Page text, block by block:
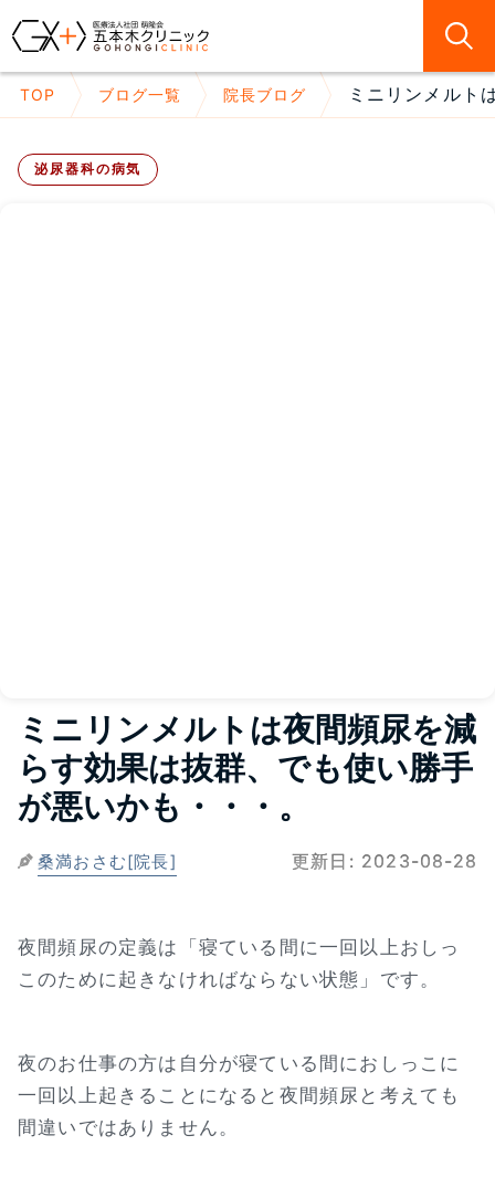
TOP ブログ一覧 院長ブログ ミニリンメルト
泌尿器科の病気
ミニリンメルトは夜間頻尿を減
らす効果は抜群、でも使い勝手
が悪いかも・・・。
桑満おさむ[院長] 更新日: 2023-08-28
夜間頻尿の定義は「寝ている間に一回以上おしっ
このために起きなければならない状態」です。
夜のお仕事の方は自分が寝ている間におしっこに
一回以上起きることになると夜間頻尿と考えても
間違いではありません。